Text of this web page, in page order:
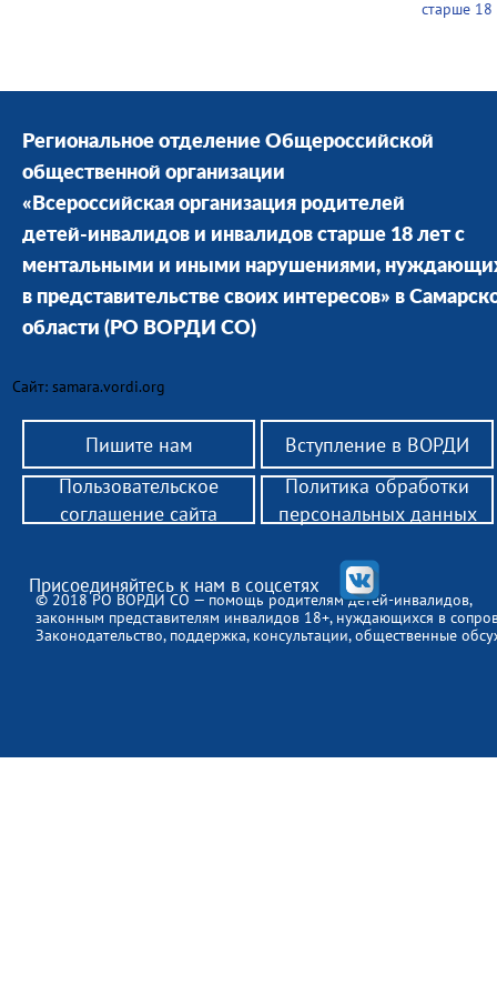
старше
Региональное отделение Общероссийской
общественной организации
«Всероссийская организация родителей
детей-инвалидов и инвалидов старше 18 лет с
ментальными и иными нарушениями,
в представительстве своих интересов» в
области (РО ВОРДИ СО)
Сайт: samara.vordi.org
Пишите нам Вступление в ВОРДИ
© 2018 РО ВОРДИ СО — помощь родителям детей-инвалидов,
законным представителям инвалидов 18+, нуждающихся в
Законодательство, поддержка, консультации, общественные
Присоединяйтесь к нам в соцсетях
Пользовательское
соглашение сайта
Политика обработки
персональных данных